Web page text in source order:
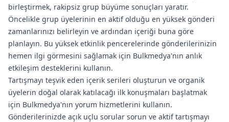
birleştirmek, rakipsiz grup büyüme sonuçları yaratır.
Öncelikle grup üyelerinin en aktif olduğu en yüksek gönderi
zamanlarınızı belirleyin ve ardından içeriği buna göre
planlayın. Bu yüksek etkinlik pencerelerinde gönderilerinizin
hemen ilgi görmesini sağlamak için Bulkmedya'nın anlık
etkileşim desteklerini kullanın.
Tartışmayı teşvik eden içerik serileri oluşturun ve organik
üyelerin doğal olarak katılacağı ilk konuşmaları başlatmak
için Bulkmedya'nın yorum hizmetlerini kullanın.
Gönderilerinizde açık uçlu sorular sorun ve aktif tartışmayı